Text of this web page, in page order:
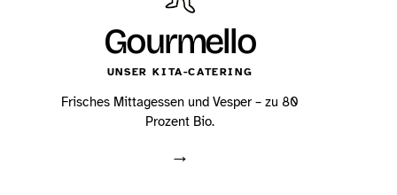
Gourmello
UNSER KITA-CATERING
Frisches Mittagessen und Vesper – zu 80
Prozent Bio.
→